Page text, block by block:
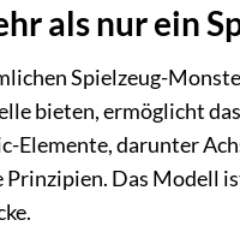
als nur ein
Spielzeug-
bieten, ermöglicht
darunter
Das Modell